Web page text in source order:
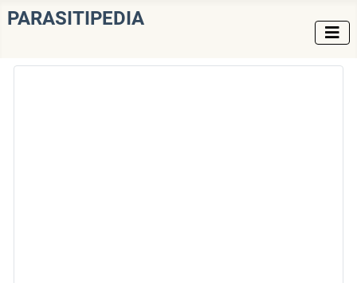
PARASITIPEDIA